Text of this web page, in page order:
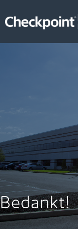
to
Bedankt!